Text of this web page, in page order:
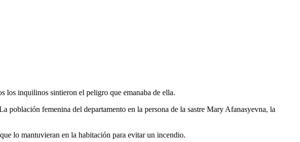
los inquilinos sintieron el peligro que emanaba de ella.
población femenina del departamento en la persona de la sastre Mary Afanasyevna, la
lo mantuvieran en la habitación para evitar un incendio.